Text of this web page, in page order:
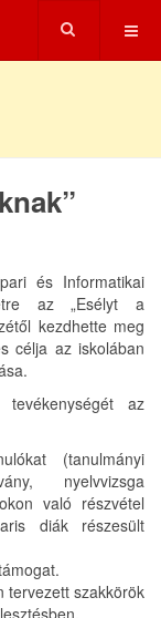
és Informatikai
az „Esélyt a
kezdhette meg
célja az iskolában
az
(tanulmányi
nyelvvizsga
való részvétel
diák részesült
tervezett szakkörök